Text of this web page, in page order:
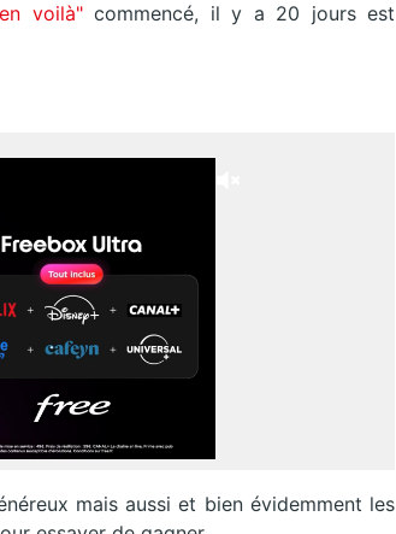
voilà"commencé, il y a 20 jours est
mais aussi et bien évidemment les